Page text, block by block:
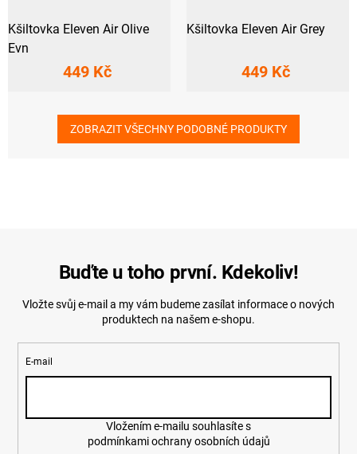
Kšiltovka Eleven Air Olive
Evn
449 Kč
Kšiltovka Eleven Air Grey
449 Kč
ZOBRAZIT VŠECHNY PODOBNÉ PRODUKTY
Buďte u toho první. Kdekoliv!
Vložte svůj e-mail a my vám budeme zasílat informace o nových
produktech na našem e-shopu.
E-mail
podmínkami ochrany osobních údajů